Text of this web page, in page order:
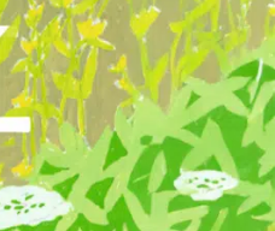
b
o
k
g
r
a
m